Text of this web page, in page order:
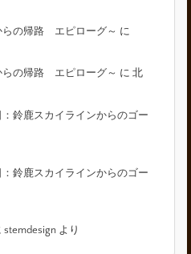
らの帰路 エピローグ～ に
らの帰路 エピローグ～ に北
鈴鹿スカイラインからのゴー
鈴鹿スカイラインからのゴー
stemdesign より